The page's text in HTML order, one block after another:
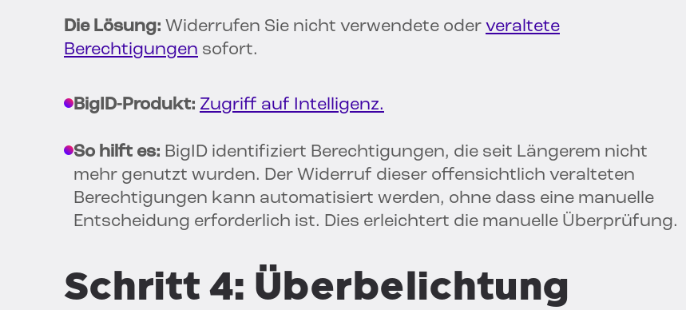
Die Lösung: Widerrufen Sie nicht verwendete oder veraltete
Berechtigungen sofort.
BigID-Produkt: Zugriff auf Intelligenz.
So hilft es: BigID identifiziert Berechtigungen, die seit Längerem nicht
mehr genutzt wurden. Der Widerruf dieser offensichtlich veralteten
Berechtigungen kann automatisiert werden, ohne dass eine manuelle
Entscheidung erforderlich ist. Dies erleichtert die manuelle Überprüfung.
Schritt 4: Überbelichtung